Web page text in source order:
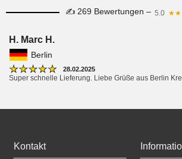
✍ 269 Bewertungen – 5.0
H. Marc H.
Berlin
★ ★ ★ ★ ★ 28.02.2025
Super schnelle Lieferung. Liebe Grüße aus Berlin
Kontakt